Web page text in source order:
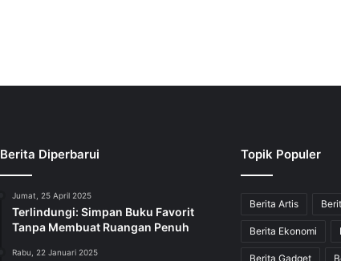
Berita Diperbarui
Jumat, 25 April 2025
Terlindungi: Simpan Buku Favorit
Tanpa Membuat Ruangan Penuh
Rabu, 22 Januari 2025
Topik Populer
Berita Artis
Berita Ekonomi
Berita Gadget